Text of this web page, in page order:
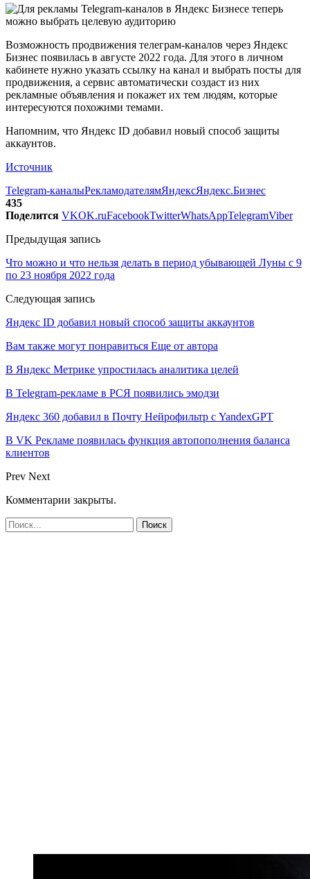
Возможность продвижения телеграм-каналов через Яндекс
Бизнес появилась в августе 2022 года. Для этого в личном
кабинете нужно указать ссылку на канал и выбрать посты для
продвижения, а сервис автоматически создаст из них
рекламные объявления и покажет их тем людям, которые
интересуются похожими темами.
Напомним, что Яндекс ID добавил новый способ защиты
аккаунтов.
Источник
Telegram-каналыРекламодателямЯндексЯндекс.Бизнес
435
Поделится VKOK.ruFacebookTwitterWhatsAppTelegramViber
Предыдущая запись
Что можно и что нельзя делать в период убывающей Луны с 9
по 23 ноября 2022 года
Следующая запись
Яндекс ID добавил новый способ защиты аккаунтов
Вам также могут понравиться Еще от автора
В Яндекс Метрике упростилась аналитика целей
В Telegram-рекламе в РСЯ появились эмодзи
Яндекс 360 добавил в Почту Нейрофильтр с YandexGPT
В VK Рекламе появилась функция автопополнения баланса
клиентов
Prev Next
Комментарии закрыты.